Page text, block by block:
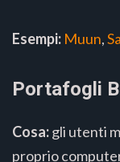
Esempi: Muun,
Portafogli
Cosa:gli utenti
proprio